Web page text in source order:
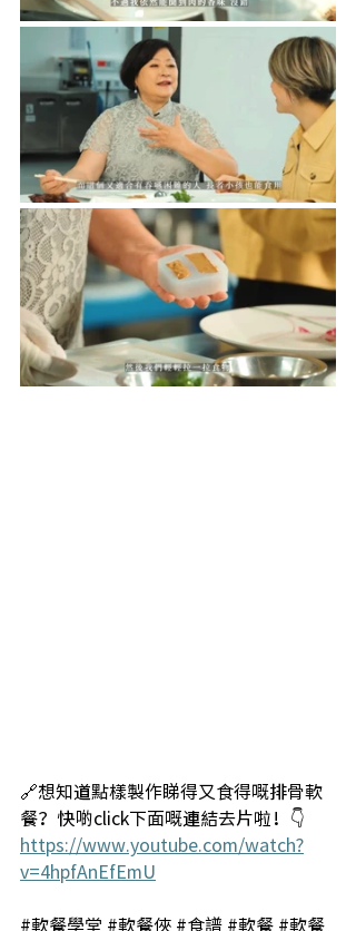
🔗想知道點樣製作睇得又食得嘅排骨軟
餐？快啲click下面嘅連結去片啦！👇
https://www.youtube.com/watch?
v=4hpfAnEfEmU
#軟餐學堂 #軟餐俠 #食譜 #軟餐 #軟餐